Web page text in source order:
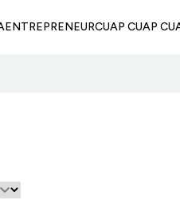
ENTREPRENEURCUAP CUAP